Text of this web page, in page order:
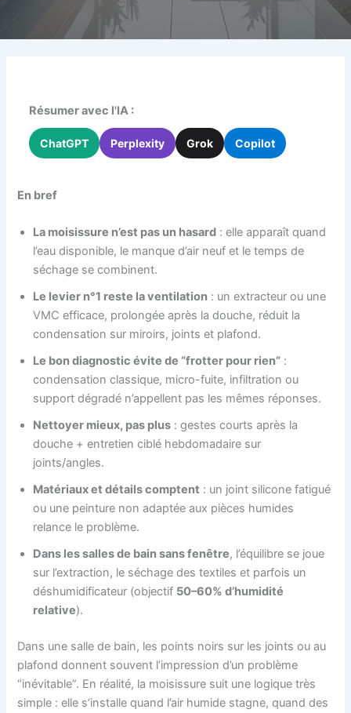
Résumer avec l'IA :
ChatGPT Perplexity Grok Copilot
En bref
La moisissure n’est pas un hasard : elle apparaît quand
l’eau disponible, le manque d’air neuf et le temps de
séchage se combinent.
Le levier n°1 reste la ventilation : un extracteur ou une
VMC efficace, prolongée après la douche, réduit la
condensation sur miroirs, joints et plafond.
Le bon diagnostic évite de “frotter pour rien” :
condensation classique, micro-fuite, infiltration ou
support dégradé n’appellent pas les mêmes réponses.
Nettoyer mieux, pas plus : gestes courts après la
douche + entretien ciblé hebdomadaire sur
joints/angles.
Matériaux et détails comptent : un joint silicone fatigué
ou une peinture non adaptée aux pièces humides
relance le problème.
Dans les salles de bain sans fenêtre, l’équilibre se joue
sur l’extraction, le séchage des textiles et parfois un
déshumidificateur (objectif 50–60% d’humidité
relative).
Dans une salle de bain, les points noirs sur les joints ou au
plafond donnent souvent l’impression d’un problème
“inévitable”. En réalité, la moisissure suit une logique très
simple : elle s’installe quand l’air humide stagne, quand des